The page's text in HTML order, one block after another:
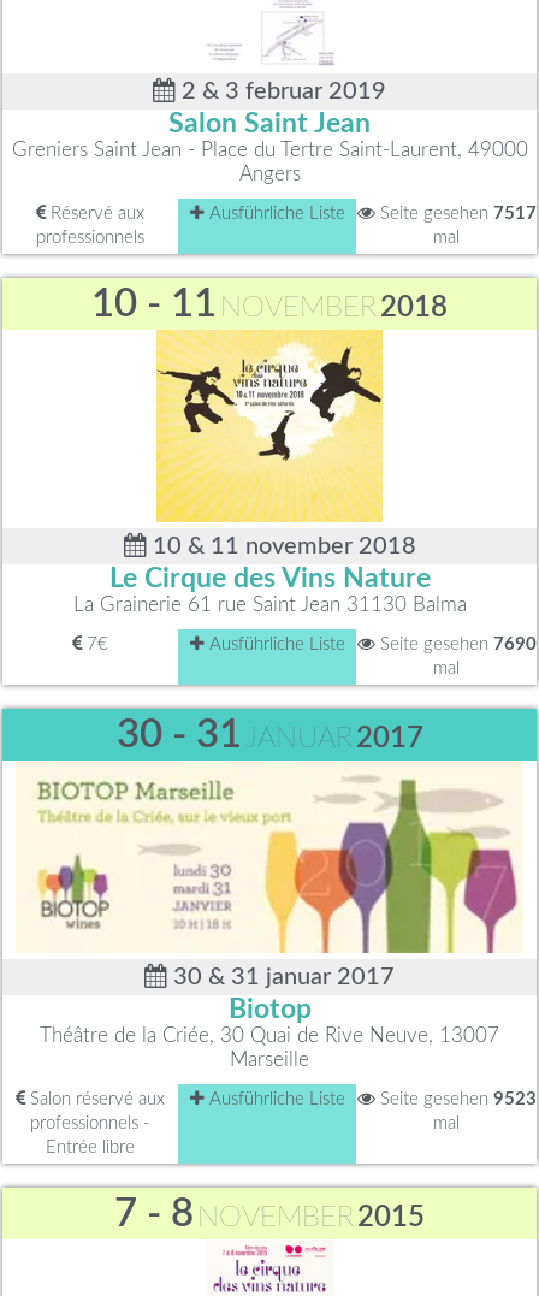
2 & 3 februar 2019
Salon Saint Jean
Greniers Saint Jean - Place du Tertre Saint-Laurent, 49000
Angers
Réservé aux
professionnels
Ausführliche Liste Seite gesehen 7517
mal
10 - 11 NOVEMBER 2018
10 & 11 november 2018
Le Cirque des Vins Nature
La Grainerie 61 rue Saint Jean 31130 Balma
7€ Ausführliche Liste Seite gesehen 7690
mal
30 - 31 JANUAR 2017
30 & 31 januar 2017
Biotop
Théâtre de la Criée, 30 Quai de Rive Neuve, 13007
Marseille
Salon réservé aux
professionnels -
Entrée libre
Ausführliche Liste Seite gesehen 9523
mal
7 - 8 NOVEMBER 2015